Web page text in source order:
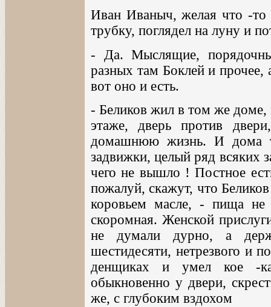
Иван Иваныч, желая что -то
трубку, поглядел на луну и
- Да. Мыслящие,
разных там Боклей и прочее,
вот оно и есть.
- Беликов жил в том же
этаже, дверь против
домашнюю жизнь. И дома
задвижки, целый ряд всяких
чего не вышло ! Постное
пожалуй, скажут, что
коровьем масле, - пища не
скоромная. Женской
не думали дурно, а
шестидесяти, нетрезвого и
денщиках и умел кое -
обыкновенно у двери,
же, с глубоким вздохом